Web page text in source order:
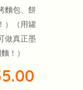
麵包、餅
）（用罐
做真正墨
！）